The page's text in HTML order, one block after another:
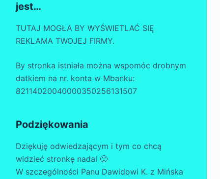
jest…
TUTAJ MOGŁA BY WYŚWIETLAĆ SIĘ
REKLAMA TWOJEJ FIRMY.
By stronka istniała można wspomóc drobnym
datkiem na nr. konta w Mbanku:
82114020040000350256131507
Podziękowania
Dziękuję odwiedzającym i tym co chcą
widzieć stronkę nadal 🙂
W szczególności Panu Dawidowi K. z Mińska